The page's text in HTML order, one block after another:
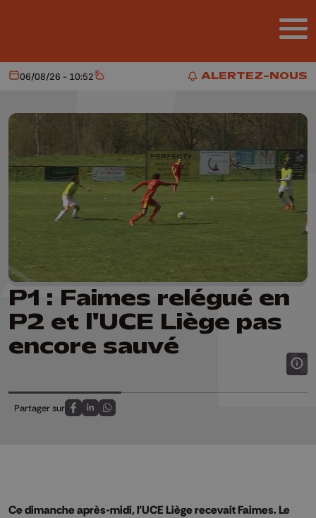
ALERTEZ-NOUS
ALERTEZ-NOUS
Aujourd'hui
06/08/26 - 10:52 Météo
P1 : Faimes relégué en
P2 et l'UCE Liège pas
encore sauvé
Partager sur
Partagez sur FaceBook
Partagez sur LinkedIn
Partagez sur Whatsapp
Ce dimanche après-midi, l'UCE Liège recevait Faimes. Le